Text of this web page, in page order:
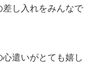
し入れをみんなで
遣いがとても嬉し